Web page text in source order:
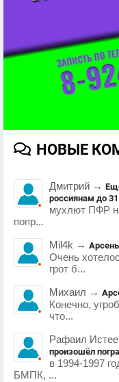
НОВЫЕ
Дмитрий →
россиянам до
мухлют ПФР
попр...
Mil4k →
Очень
грот б...
Михаил →
Конечно,
что...
Рафаил
произошёл
в 1994-1997
БМПК, ...